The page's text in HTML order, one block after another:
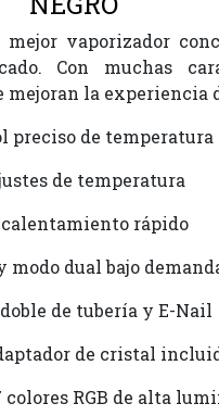
mejor vaporizador
Con muchas
mejoran la experiencia
preciso de temperatura
de temperatura
calentamiento rápido
modo dual bajo
de tubería y E-Nail
de cristal
colores RGB de alta